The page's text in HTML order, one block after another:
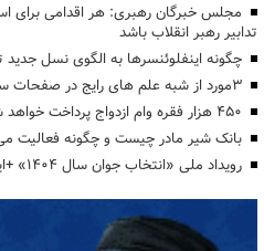
مجلس خبرگان رهبری: هر اقدامی برای
تدابیر رهبر انقلاب باشد
چگونه اینفلوئنسرها به الگوی نسل جدید
3مورد از شبه علم های رایج در صفحات سلامت +اینفوگرافی
۴۵۰ هزار فقره وام ازدواج پرداخت خواهد شد
بانک شیر مادر چیست و چگونه فعالیت
رویداد ملی «انتخاب جوان سال ۱۴۰۴» +اینفوگرافی